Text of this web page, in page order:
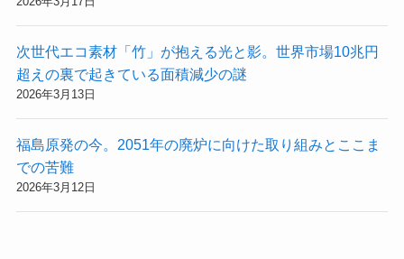
次世代エコ素材「竹」が抱える光と影。世界市場10兆円
超えの裏で起きている面積減少の謎
2026年3月13日
福島原発の今。2051年の廃炉に向けた取り組みとここま
での苦難
2026年3月12日